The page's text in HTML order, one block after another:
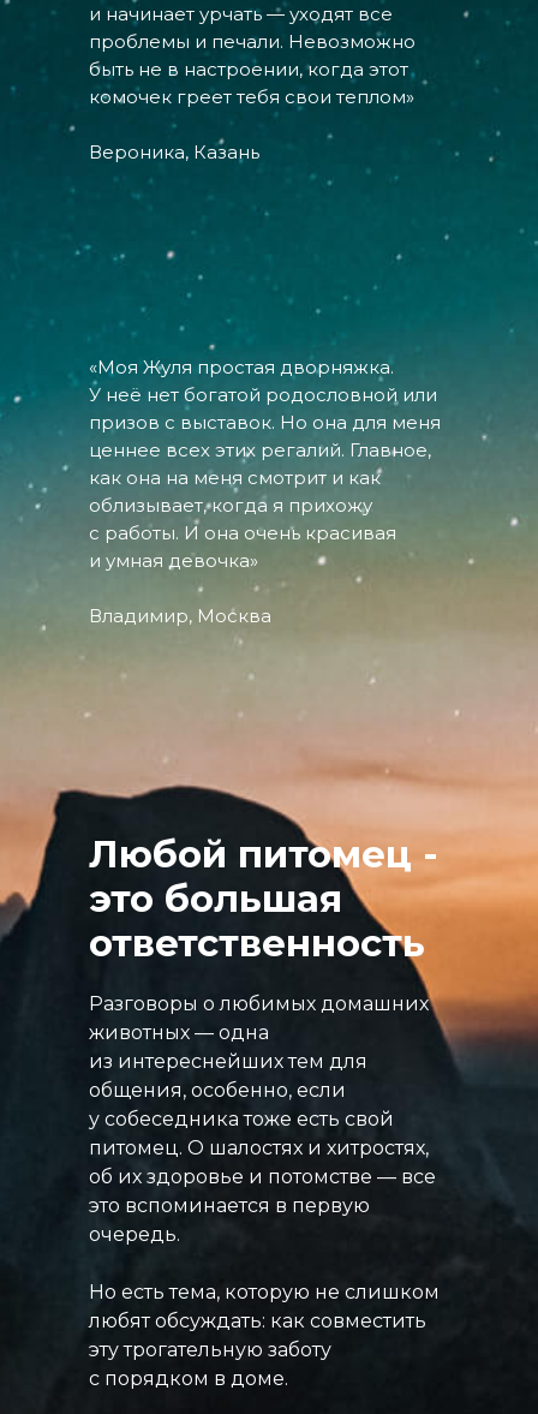
Любой питомец -
это большая
ответственность
Разговоры о любимых домашних
животных — одна
из интереснейших тем для
общения, особенно, если
у собеседника тоже есть свой
питомец. О шалостях и хитростях,
об их здоровье и потомстве — все
это вспоминается в первую
очередь.
Но есть тема, которую не слишком
любят обсуждать: как совместить
эту трогательную заботу
с порядком в доме.
и начинает урчать — уходят все
проблемы и печали. Невозможно
быть не в настроении, когда этот
комочек греет тебя свои теплом»
Вероника, Казань
«Моя Жуля простая дворняжка.
У неё нет богатой родословной или
призов с выставок. Но она для меня
ценнее всех этих регалий. Главное,
как она на меня смотрит и как
облизывает, когда я прихожу
с работы. И она очень красивая
и умная девочка»
Владимир, Москва